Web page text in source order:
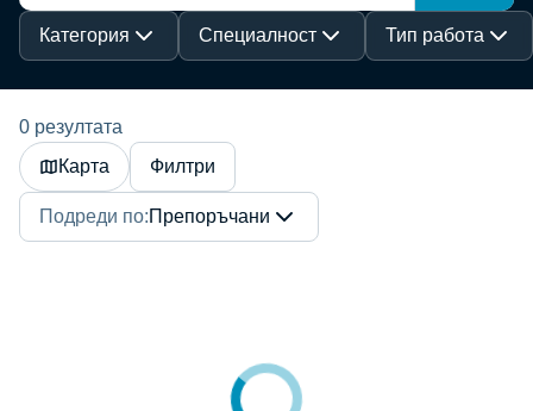
КАРТА
ВИДЕО
РЕСУРСИ
Категория Специалност Тип работа
0 резултата
Карта
Филтри
Подреди по:Препоръчани